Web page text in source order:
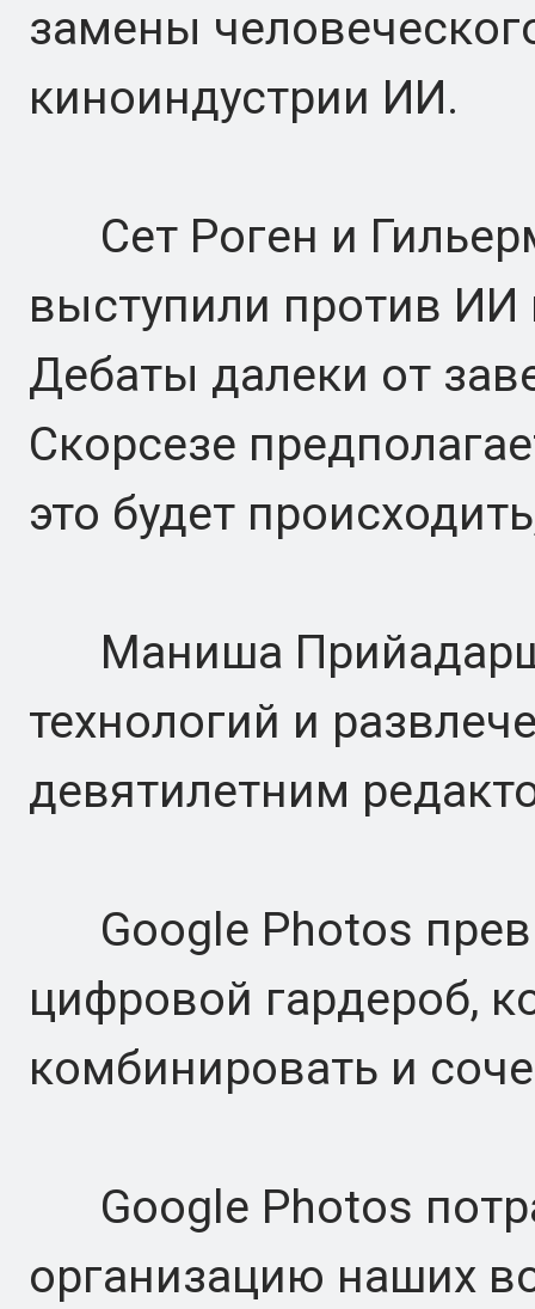
замены
киноиндустрии ИИ.
Сет Роген и
выступили против
Дебаты далеки от
Скорсезе
это будет
Маниша
технологий и
девятилетним
Google Photos
цифровой гардероб,
комбинировать и
Google Photos
организацию наших